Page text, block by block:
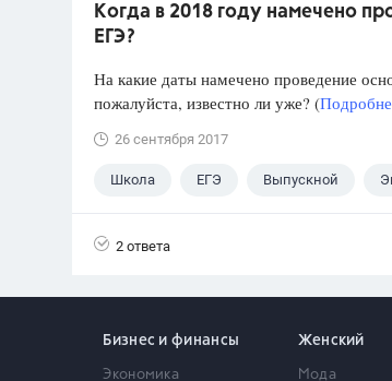
Когда в 2018 году намечено
ЕГЭ?
На какие даты намечено проведение
пожалуйста, известно ли уже? (
26 сентября 2017
Школа ЕГЭ Выпускной
2 ответа
Бизнес и финансы
Экономика
Женский
Мода